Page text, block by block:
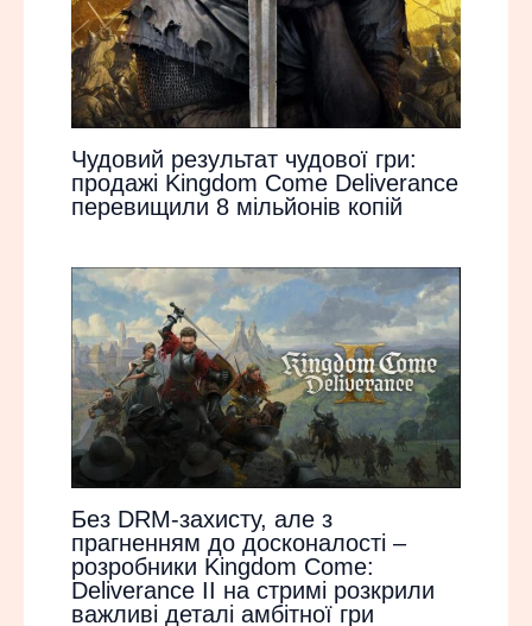
Чудовий результат чудової гри:
продажі Kingdom Come Deliverance
перевищили 8 мільйонів копій
Без DRM-захисту, але з
прагненням до досконалості –
розробники Kingdom Come:
Deliverance II на стримі розкрили
важливі деталі амбітної гри